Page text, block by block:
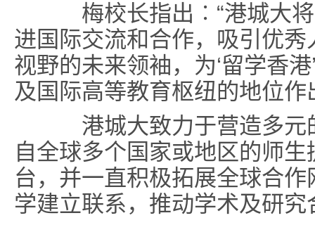
梅校长指出︰“港城大将
进国际交流和合作，吸引优
视野的未来领袖，为‘留学香
及国际高等教育枢纽的地位作
港城大致力于营造多元
自全球多个国家或地区的师
台，并一直积极拓展全球合
学建立联系，推动学术及研究